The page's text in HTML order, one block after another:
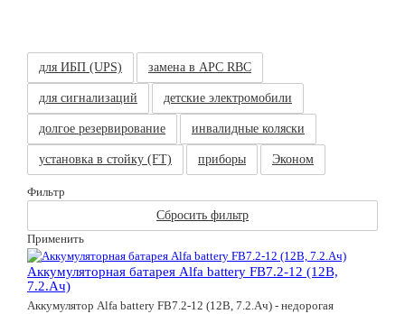
для ИБП (UPS) замена в APC RBC
для сигнализаций детские электромобили
долгое резервирование инвалидные коляски
установка в стойку (FT) приборы Эконом
Фильтр
Сбросить фильтр
Применить
Аккумуляторная батарея Alfa battery FB7.2-12 (12В,
7.2.Ач)
Аккумулятор Alfa battery FB7.2-12 (12В, 7.2.Ач) - недорогая